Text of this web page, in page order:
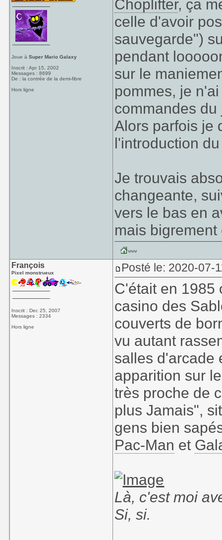
Joue àSuper Mario Galaxy
Inscrit : Apr 15, 2002
Messages : 8699
De : la contrée de la demi-fibre
Hors ligne
Choplifter, ça
celle d'avoir
sauvegarde")
pendant
sur le
pommes, je
commandes
Alors parfois je
l'introduction
Je trouvais
changeante,
vers le bas en
mais bigrement
François
Pixel monstrueux
Inscrit : Dec 25, 2007
Messages : 2334
Hors ligne
Posté le: 2020-07-
C'était en 1985
casino des
couverts de
vu autant
salles d'arcade
apparition sur
très proche de
plus Jamais",
gens bien
Pac-Man et
Là, c'est moi
Si, si.